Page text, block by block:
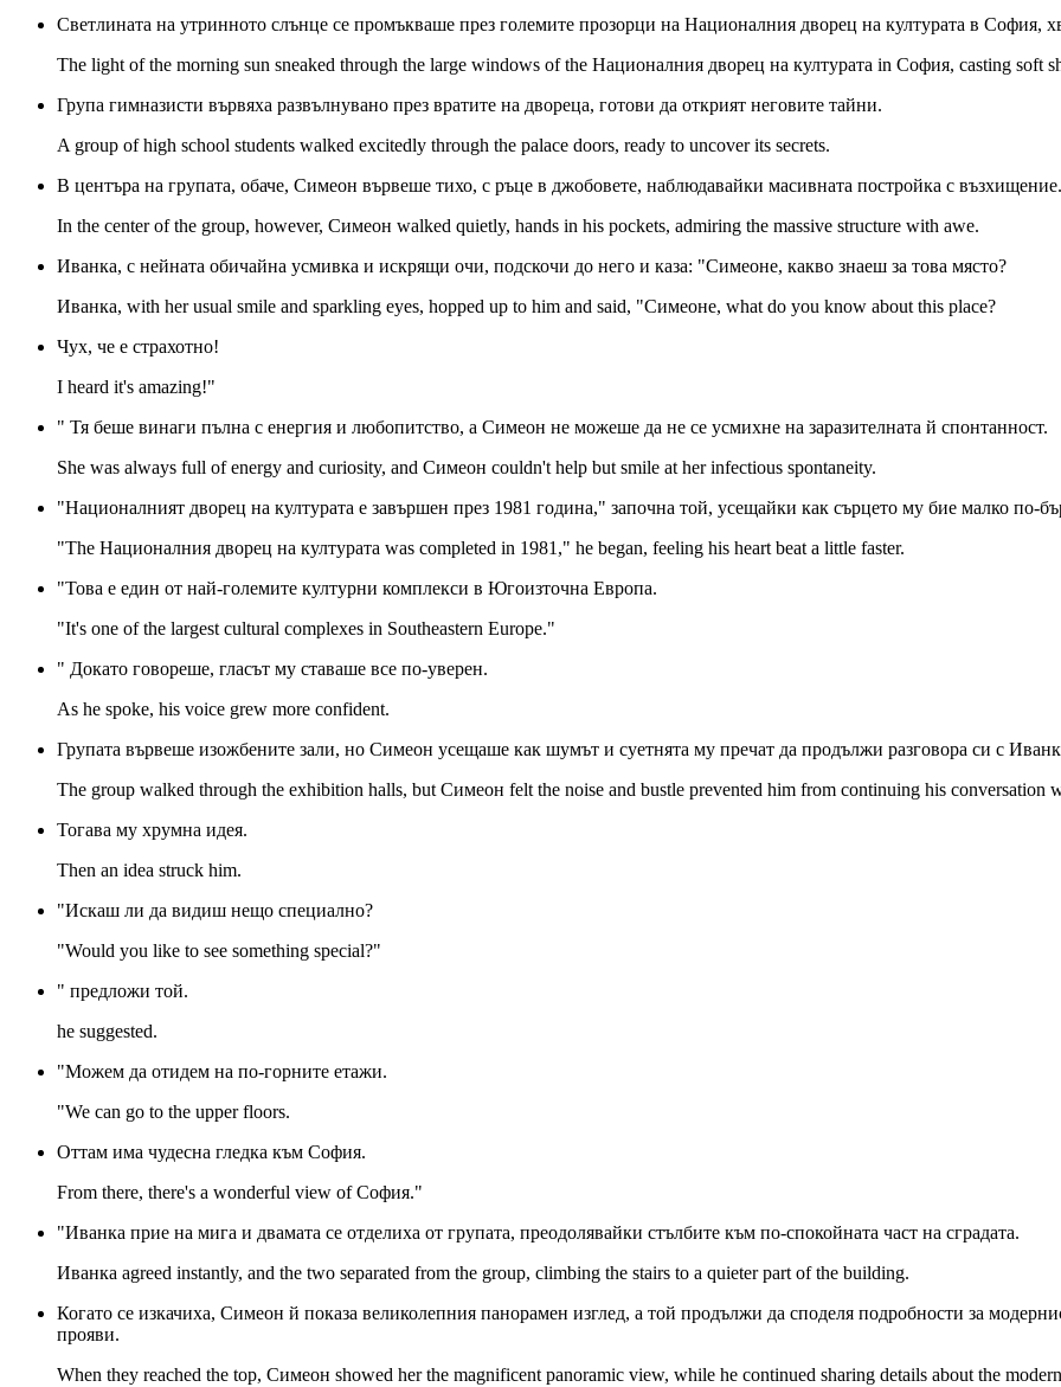
Светлината на утринното слънце се промъкваше през големите прозорци на Националния дворец на културата в София,
The light of the morning sun sneaked through the large windows of the Националния дворец на културата in София, casting soft
Група гимназисти вървяха развълнувано през вратите на двореца, готови да открият неговите тайни.
A group of high school students walked excitedly through the palace doors, ready to uncover its secrets.
В центъра на групата, обаче, Симеон вървеше тихо, с ръце в джобовете, наблюдавайки масивната постройка с възхищение.
In the center of the group, however, Симеон walked quietly, hands in his pockets, admiring the massive structure with awe.
Иванка, с нейната обичайна усмивка и искрящи очи, подскочи до него и каза: "Симеоне, какво знаеш за това място?
Иванка, with her usual smile and sparkling eyes, hopped up to him and said, "Симеоне, what do you know about this place?
Чух, че е страхотно!
I heard it's amazing!"
" Тя беше винаги пълна с енергия и любопитство, а Симеон не можеше да не се усмихне на заразителната й спонтанност.
She was always full of energy and curiosity, and Симеон couldn't help but smile at her infectious spontaneity.
"Националният дворец на културата е завършен през 1981 година," започна той, усещайки как сърцето му бие малко по-
"The Националния дворец на културата was completed in 1981," he began, feeling his heart beat a little faster.
"Това е един от най-големите културни комплекси в Югоизточна Европа.
"It's one of the largest cultural complexes in Southeastern Europe."
" Докато говореше, гласът му ставаше все по-уверен.
As he spoke, his voice grew more confident.
Групата вървеше изожбените зали, но Симеон усещаше как шумът и суетнята му пречат да продължи разговора си с
The group walked through the exhibition halls, but Симеон felt the noise and bustle prevented him from continuing his conversation
Тогава му хрумна идея.
Then an idea struck him.
"Искаш ли да видиш нещо специално?
"Would you like to see something special?"
" предложи той.
he suggested.
"Можем да отидем на по-горните етажи.
"We can go to the upper floors.
Оттам има чудесна гледка към София.
From there, there's a wonderful view of София."
"Иванка прие на мига и двамата се отделиха от групата, преодолявайки стълбите към по-спокойната част на сградата.
Иванка agreed instantly, and the two separated from the group, climbing the stairs to a quieter part of the building.
Когато се изкачиха, Симеон й показа великолепния панорамен изглед, а той продължи да споделя подробности за
прояви.
When they reached the top, Симеон showed her the magnificent panoramic view, while he continued sharing details about the